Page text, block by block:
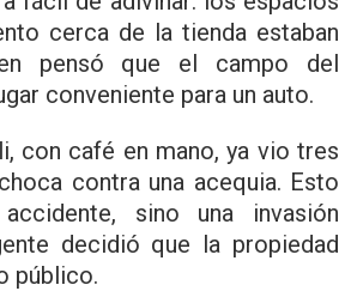
cerca de la tienda estaban
pensó que el campo del
conveniente para un auto.
con café en mano, ya vio tres
contra una acequia. Esto
sino una invasión
decidió que la propiedad
público.